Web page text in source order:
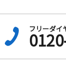
フリーダイ